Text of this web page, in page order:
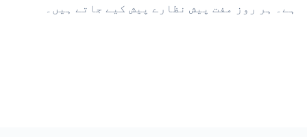
ہے۔ ہر روز مفت پیش نظارے پیش کیے جاتے ہیں۔